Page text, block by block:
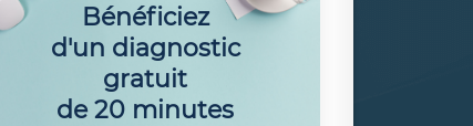
Bénéficiez
d'un diagnostic
gratuit
de 20 minutes